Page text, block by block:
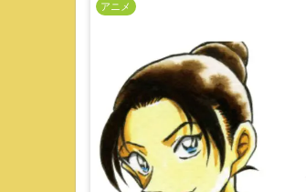
アニメ